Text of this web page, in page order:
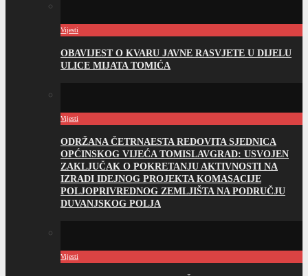
Vijesti
OBAVIJEST O KVARU JAVNE RASVJETE U DIJELU
ULICE MIJATA TOMIĆA
Vijesti
ODRŽANA ČETRNAESTA REDOVITA SJEDNICA
OPĆINSKOG VIJEĆA TOMISLAVGRAD: USVOJEN
ZAKLJUČAK O POKRETANJU AKTIVNOSTI NA
IZRADI IDEJNOG PROJEKTA KOMASACIJE
POLJOPRIVREDNOG ZEMLJIŠTA NA PODRUČJU
DUVANJSKOG POLJA
Vijesti